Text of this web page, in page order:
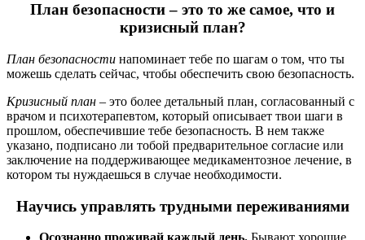
План безопасности – это то же самое, что и
кризисный план?
План безопасности напоминает тебе по шагам о том, что ты
можешь сделать сейчас, чтобы обеспечить свою безопасность.
Кризисный план – это более детальный план, согласованный с
врачом и психотерапевтом, который описывает твои шаги в
прошлом, обеспечившие тебе безопасность. В нем также
указано, подписано ли тобой предварительное согласие или
заключение на поддерживающее медикаментозное лечение, в
котором ты нуждаешься в случае необходимости.
Научись управлять трудными переживаниями